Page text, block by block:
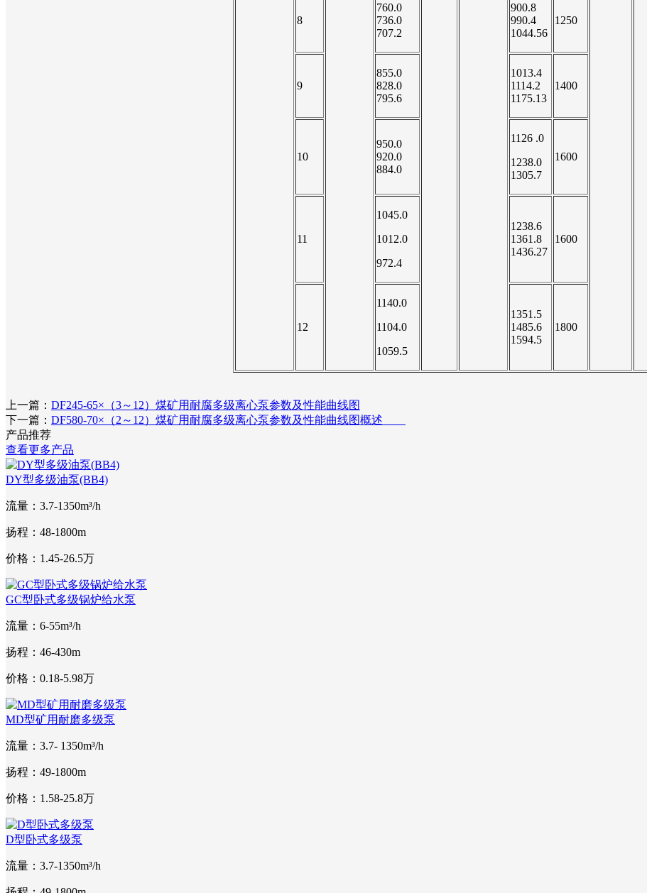
8
760.0
736.0
707.2
900.8
990.4
1044.56
1250
9
855.0
828.0
795.6
1013.4
1114.2
1175.13
1400
10
950.0
920.0
884.0
1126 .0
1238.0
1305.7
1600
11
1045.0
1012.0
972.4
1238.6
1361.8
1436.27
1600
12
1140.0
1104.0
1059.5
1351.5
1485.6
1594.5
1800
上一篇： DF245-65×（3～12）煤矿用耐腐多级离心泵参数及性能曲线图
下一篇： DF580-70×（2～12）煤矿用耐腐多级离心泵参数及性能曲线图概述
产品推荐
查看更多产品
DY型多级油泵(BB4)
流量：3.7-1350m³/h
扬程：48-1800m
价格：1.45-26.5万
GC型卧式多级锅炉给水泵
流量：6-55m³/h
扬程：46-430m
价格：0.18-5.98万
MD型矿用耐磨多级泵
流量：3.7- 1350m³/h
扬程：49-1800m
价格：1.58-25.8万
D型卧式多级泵
流量：3.7-1350m³/h